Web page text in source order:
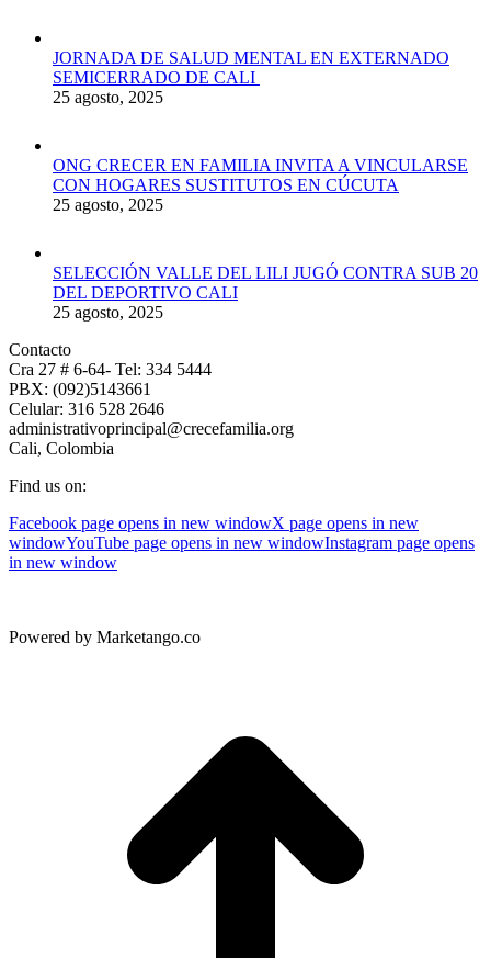
JORNADA DE SALUD MENTAL EN EXTERNADO
SEMICERRADO DE CALI
25 agosto, 2025
ONG CRECER EN FAMILIA INVITA A VINCULARSE
CON HOGARES SUSTITUTOS EN CÚCUTA
25 agosto, 2025
SELECCIÓN VALLE DEL LILI JUGÓ CONTRA SUB 20
DEL DEPORTIVO CALI
25 agosto, 2025
Contacto
Cra 27 # 6-64- Tel: 334 5444
PBX: (092)5143661
Celular: 316 528 2646
administrativoprincipal@crecefamilia.org
Cali, Colombia
Find us on:
Facebook page opens in new windowX page opens in new
windowYouTube page opens in new windowInstagram page opens
in new window
Powered by Marketango.co